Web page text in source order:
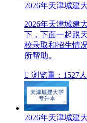
2026年天津城建
2026年天津城建
下，下面一起跟
校录取和招生情
所帮助。
 浏览量：1527人
2026年天津城建